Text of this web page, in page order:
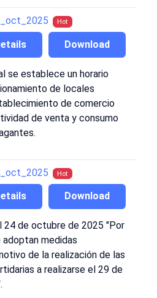
Hot
Download
se establece un horario
de locales
de comercio
de venta y consumo
Hot
Download
24 de octubre de 2025 "Por
medidas
de la realización de las
a realizarse el 29 de